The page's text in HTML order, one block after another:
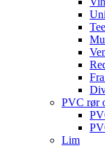
PVC rør
Lim